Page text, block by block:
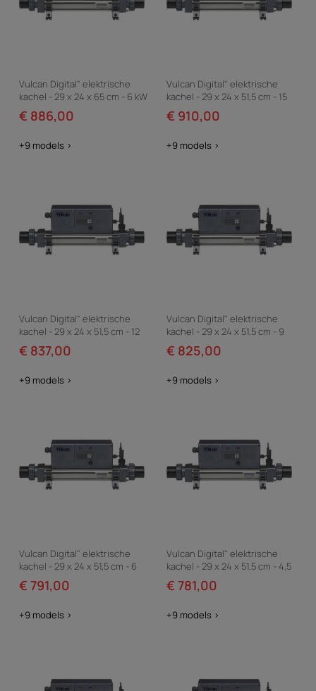
Vulcan Digital" elektrische
kachel - 29 x 24 x 65 cm - 6 kW
drie fase - Grijs
€ 886,00
+9 models >
Vulcan Digital" elektrische
kachel - 29 x 24 x 51,5 cm - 15
kW eenfase - Grijs
€ 910,00
+9 models >
Vulcan Digital" elektrische
kachel - 29 x 24 x 51,5 cm - 12
kW eenfase - Grijs
€ 837,00
+9 models >
Vulcan Digital" elektrische
kachel - 29 x 24 x 51,5 cm - 9
kW eenfase - Grijs
€ 825,00
+9 models >
Vulcan Digital" elektrische
kachel - 29 x 24 x 51,5 cm - 6
kW eenfase - Grijs
€ 791,00
+9 models >
Vulcan Digital" elektrische
kachel - 29 x 24 x 51,5 cm - 4,5
kW eenfase - Grijs
€ 781,00
+9 models >